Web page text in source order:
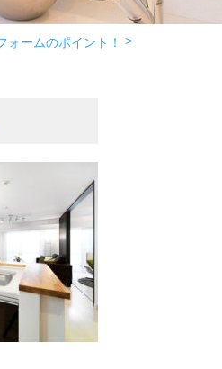
ォームのポイント！